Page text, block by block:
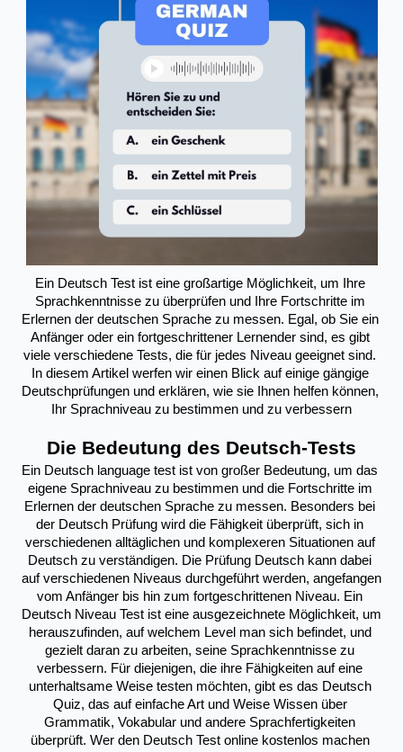
Ein Deutsch Test ist eine großartige Möglichkeit, um Ihre
Sprachkenntnisse zu überprüfen und Ihre Fortschritte im
Erlernen der deutschen Sprache zu messen. Egal, ob Sie ein
Anfänger oder ein fortgeschrittener Lernender sind, es gibt
viele verschiedene Tests, die für jedes Niveau geeignet sind.
In diesem Artikel werfen wir einen Blick auf einige gängige
Deutschprüfungen und erklären, wie sie Ihnen helfen können,
Ihr Sprachniveau zu bestimmen und zu verbessern
Die Bedeutung des Deutsch-Tests
Ein Deutsch language test ist von großer Bedeutung, um das
eigene Sprachniveau zu bestimmen und die Fortschritte im
Erlernen der deutschen Sprache zu messen. Besonders bei
der Deutsch Prüfung wird die Fähigkeit überprüft, sich in
verschiedenen alltäglichen und komplexeren Situationen auf
Deutsch zu verständigen. Die Prüfung Deutsch kann dabei
auf verschiedenen Niveaus durchgeführt werden, angefangen
vom Anfänger bis hin zum fortgeschrittenen Niveau. Ein
Deutsch Niveau Test ist eine ausgezeichnete Möglichkeit, um
herauszufinden, auf welchem Level man sich befindet, und
gezielt daran zu arbeiten, seine Sprachkenntnisse zu
verbessern. Für diejenigen, die ihre Fähigkeiten auf eine
unterhaltsame Weise testen möchten, gibt es das Deutsch
Quiz, das auf einfache Art und Weise Wissen über
Grammatik, Vokabular und andere Sprachfertigkeiten
überprüft. Wer den Deutsch Test online kostenlos machen